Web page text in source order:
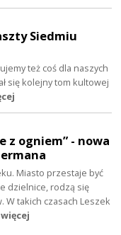
Siedmiu
też coś dla naszych
się kolejny tom kultowej
z ogniem” - nowa
Miasto przestaje być
dzielnice, rodzą się
W takich czasach Leszek